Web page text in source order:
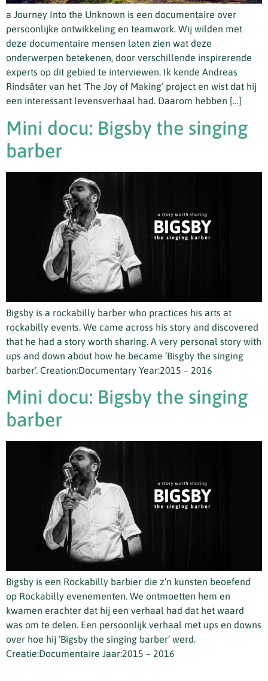
a Journey Into the Unknown is een documentaire over
persoonlijke ontwikkeling en teamwork. Wij wilden met
deze documentaire mensen laten zien wat deze
onderwerpen betekenen, door verschillende inspirerende
experts op dit gebied te interviewen. Ik kende Andreas
Rindsäter van het ’The Joy of Making’ project en wist dat hij
een interessant levensverhaal had. Daarom hebben […]
Mini docu: Bigsby the singing
barber
Bigsby is a rockabilly barber who practices his arts at
rockabilly events. We came across his story and discovered
that he had a story worth sharing. A very personal story with
ups and down about how he became ‘Bisgby the singing
barber’. Creation:Documentary Year:2015 – 2016
Mini docu: Bigsby the singing
barber
Bigsby is een Rockabilly barbier die z’n kunsten beoefend
op Rockabilly evenementen. We ontmoetten hem en
kwamen erachter dat hij een verhaal had dat het waard
was om te delen. Een persoonlijk verhaal met ups en downs
over hoe hij ‘Bigsby the singing barber’ werd.
Creatie:Documentaire Jaar:2015 – 2016